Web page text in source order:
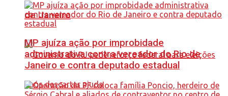
de Janeiro
MP ajuíza ação por improbidade
administrativa contra vereador do Rio de
Janeiro e contra deputado estadual